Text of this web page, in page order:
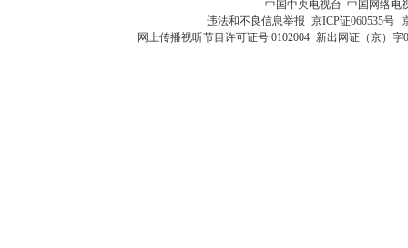
中国中央电视台 中国网络电
违法和不良信息举报 京ICP证060535号
网上传播视听节目许可证号 0102004 新出网证（京）